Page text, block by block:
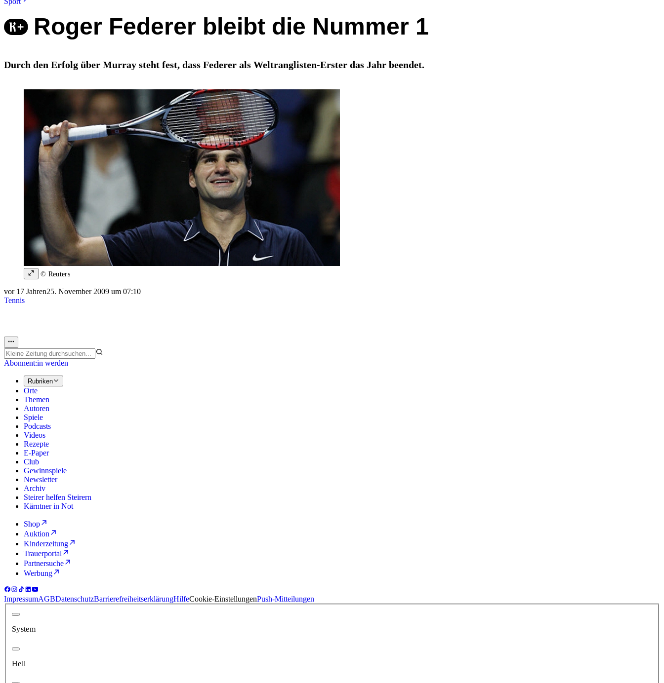
Roger Federer bleibt die Nummer 1
Durch den Erfolg über Murray steht fest, dass Federer als Weltranglisten-Erster das Jahr beendet.
© Reuters
vor 17 Jahren25. November 2009 um 07:10
Tennis
Abonnent:in werden
Rubriken
Orte
Themen
Autoren
Spiele
Podcasts
Videos
Rezepte
E-Paper
Club
Gewinnspiele
Newsletter
Archiv
Steirer helfen Steirern
Kärntner in Not
Shop
Auktion
Kinderzeitung
Trauerportal
Partnersuche
Werbung
ImpressumAGBDatenschutzBarrierefreiheitserklärungHilfeCookie-EinstellungenPush-Mitteilungen
System
Hell